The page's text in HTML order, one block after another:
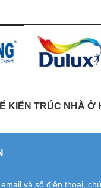
KIẾN TRÚC NHÀ Ở
và số điện thoại,